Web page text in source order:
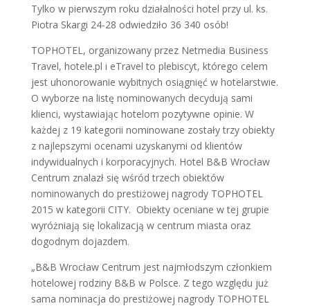
Tylko w pierwszym roku działalności hotel przy ul. ks.
Piotra Skargi 24-28 odwiedziło 36 340 osób!
TOPHOTEL, organizowany przez Netmedia Business
Travel, hotele.pl i eTravel to plebiscyt, którego celem
jest uhonorowanie wybitnych osiągnięć w hotelarstwie.
O wyborze na listę nominowanych decydują sami
klienci, wystawiając hotelom pozytywne opinie. W
każdej z 19 kategorii nominowane zostały trzy obiekty
z najlepszymi ocenami uzyskanymi od klientów
indywidualnych i korporacyjnych. Hotel B&B Wrocław
Centrum znalazł się wśród trzech obiektów
nominowanych do prestiżowej nagrody TOPHOTEL
2015 w kategorii CITY. Obiekty oceniane w tej grupie
wyróżniają się lokalizacją w centrum miasta oraz
dogodnym dojazdem.
„B&B Wrocław Centrum jest najmłodszym członkiem
hotelowej rodziny B&B w Polsce. Z tego względu już
sama nominacja do prestiżowej nagrody TOPHOTEL